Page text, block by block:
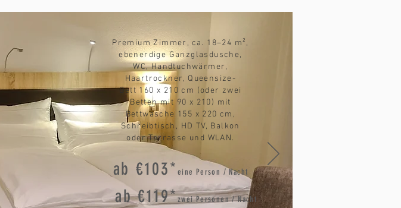
Premium Zimmer, ca. 18–24 m²,
ebenerdige Ganzglasdusche,
WC, Handtuchwärmer,
Haartrockner, Queensize-
Bett 160 x 210 cm (oder zwei
Betten mit 90 x 210) mit
Bettwäsche 155 x 220 cm,
Schreibtisch, HD TV, Balkon
oder Terrasse und WLAN.
ab €103* eine Person / Nacht
ab €119*zwei Personen / Nacht